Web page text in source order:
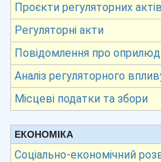
Проєкти регуляторних актів
Регуляторні акти
Повідомлення про
Аналіз регуляторного
Місцеві податки та збори
ЕКОНОМІКА
Соціально-економічний